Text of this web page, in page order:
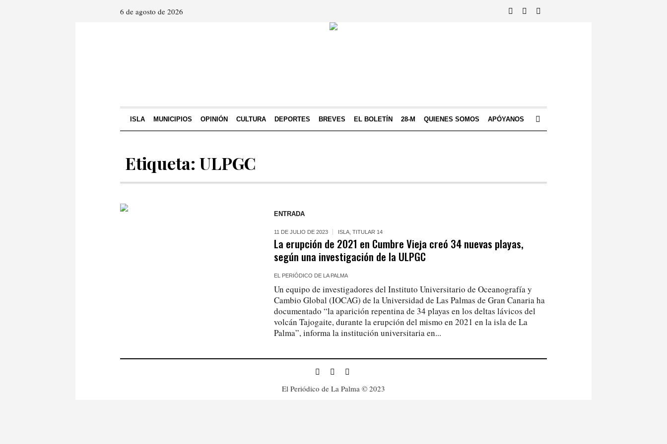
6 de agosto de 2026
ISLA MUNICIPIOS OPINIÓN CULTURA DEPORTES BREVES EL BOLETÍN 28-M QUIENES SOMOS APÓYANOS
Etiqueta: ULPGC
ENTRADA
11 DE JULIO DE 2023 ISLA ,TITULAR 14
La erupción de 2021 en Cumbre Vieja creó 34 nuevas playas,
según una investigación de la ULPGC
EL PERIÓDICO DE LA PALMA
Un equipo de investigadores del Instituto Universitario de Oceanografía y
Cambio Global (IOCAG) de la Universidad de Las Palmas de Gran Canaria ha
documentado “la aparición repentina de 34 playas en los deltas lávicos del
volcán Tajogaite, durante la erupción del mismo en 2021 en la isla de La
Palma”, informa la institución universitaria en...
El Periódico de La Palma © 2023